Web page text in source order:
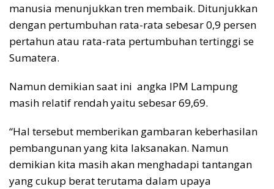
manusia menunjukkan tren membaik. Ditunjukkan
dengan pertumbuhan rata-rata sebesar 0,9 persen
pertahun atau rata-rata pertumbuhan tertinggi se
Sumatera.
Namun demikian saat ini angka IPM Lampung
masih relatif rendah yaitu sebesar 69,69.
“Hal tersebut memberikan gambaran keberhasilan
pembangunan yang kita laksanakan. Namun
demikian kita masih akan menghadapi tantangan
yang cukup berat terutama dalam upaya